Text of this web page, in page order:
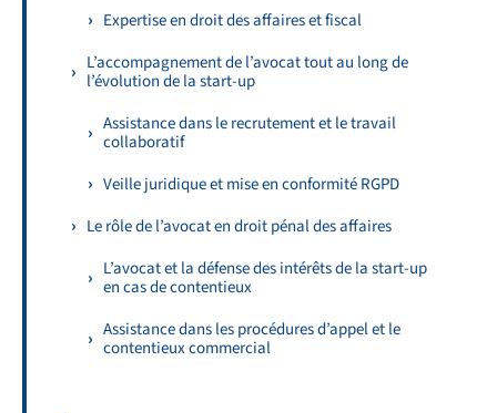
Expertise en droit des affaires et fiscal
L’accompagnement de l’avocat tout au long de
l’évolution de la start-up
Assistance dans le recrutement et le travail
collaboratif
Veille juridique et mise en conformité RGPD
Le rôle de l’avocat en droit pénal des affaires
L’avocat et la défense des intérêts de la start-up
en cas de contentieux
Assistance dans les procédures d’appel et le
contentieux commercial